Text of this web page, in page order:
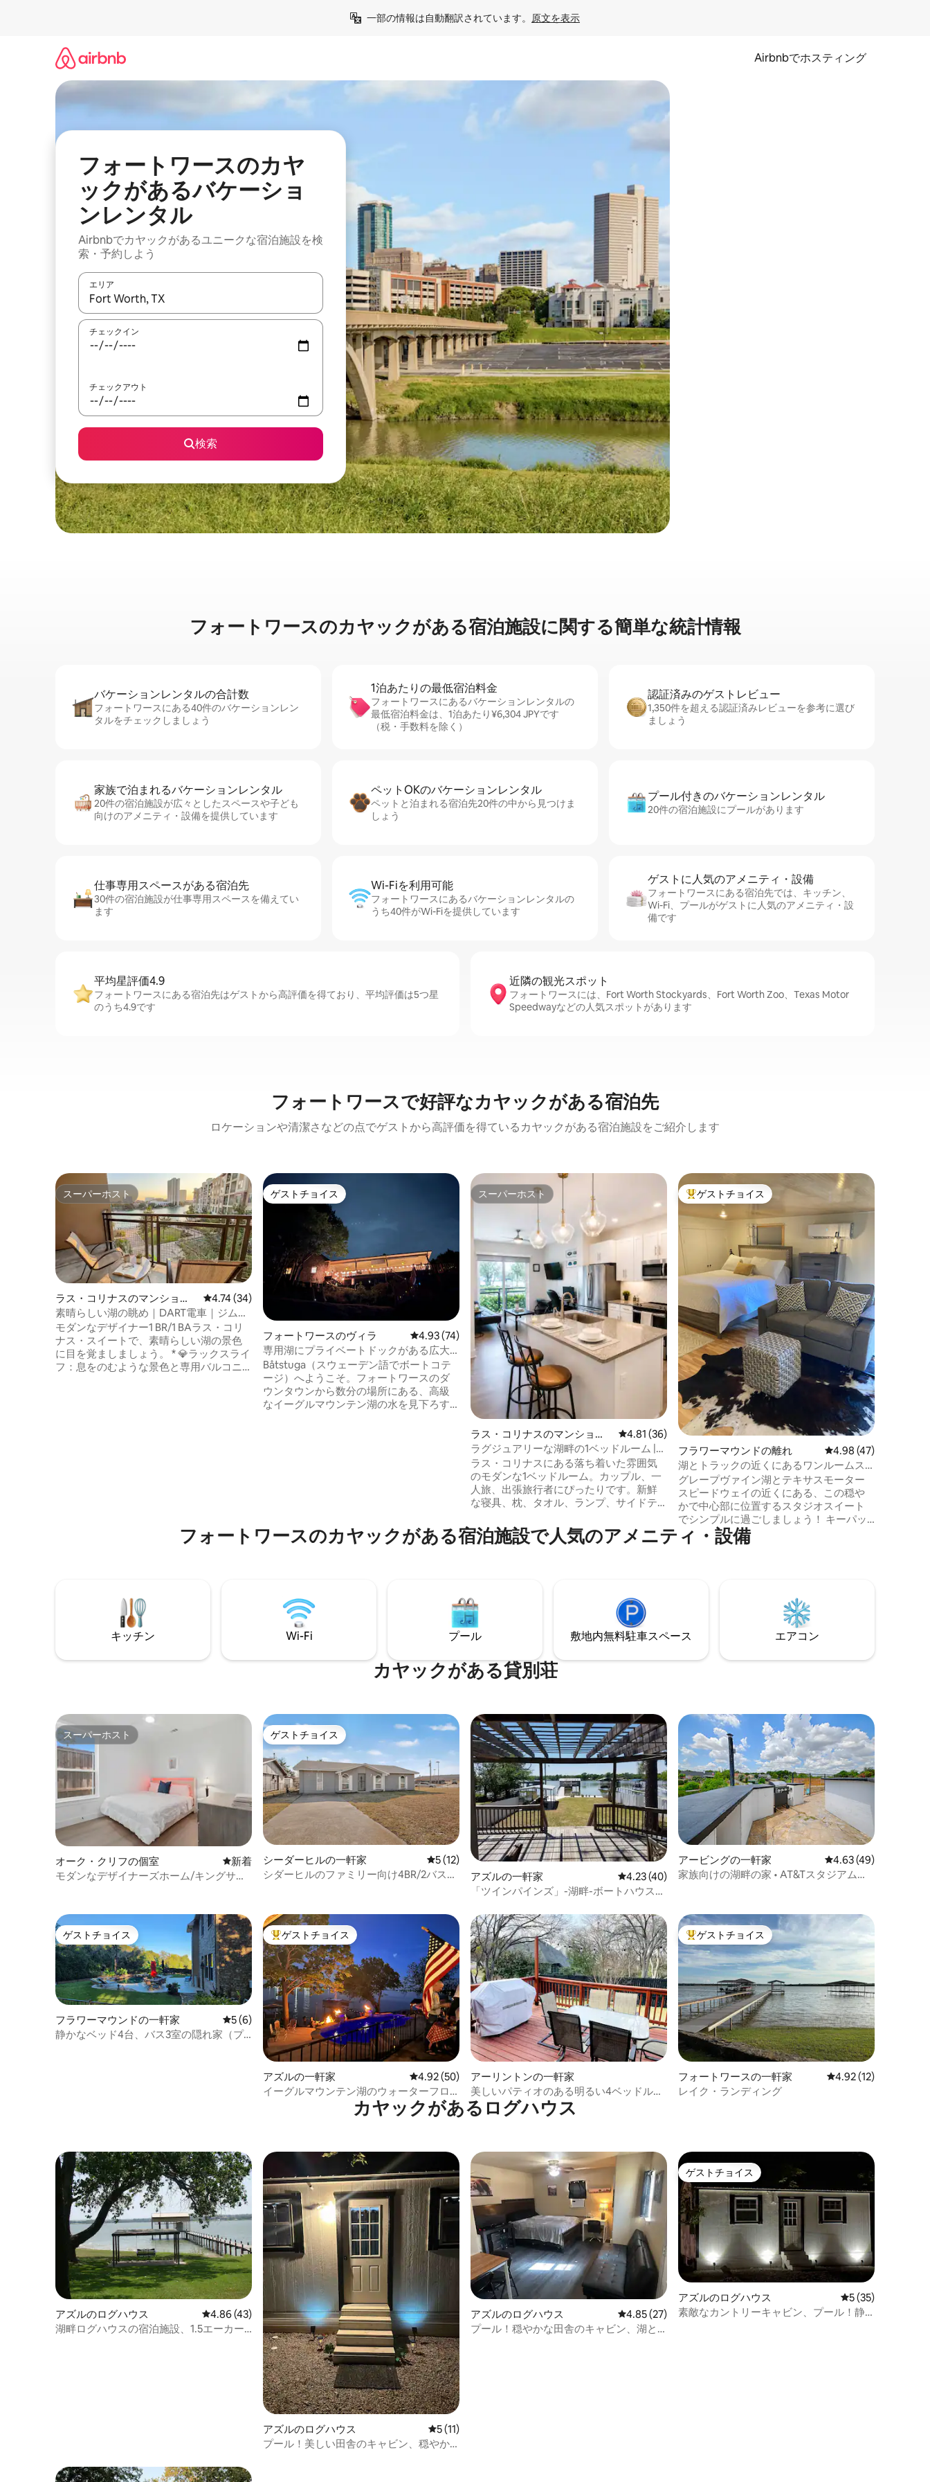
一部の情報は自動翻訳されています。 原文を表示
Airbnbでホスティング
フォートワースのカヤ
ックがあるバケーショ
ンレンタル
Airbnbでカヤックがあるユニークな宿泊施設を検
索・予約しよう
エリア
検索結果が表示されたら、上下の矢印キーを使って移動するか、画面をタッチまたはスワイプして検索結果を確認することができます。
チェックイン
チェックアウト
検索
フォートワースのカ⁠ヤ⁠ッ⁠ク⁠が⁠あ⁠る宿⁠泊⁠施⁠設⁠に関⁠す⁠る簡⁠単⁠な統⁠計⁠情⁠報
バケーションレ⁠ン⁠タ⁠ル⁠の合⁠計⁠数
フォートワースにある40件のバケーションレン
タルをチェックしましょう
1泊あたりの最⁠低⁠宿⁠泊⁠料⁠金
フォートワースにあるバケーションレンタルの
最低宿泊料金は、1泊あたり¥6,304 JPYです
（税・手数料を除く）
認証済みのゲ⁠ス⁠ト⁠レ⁠ビ⁠ュ⁠ー
1,350件を超える認証済みレビューを参考に選び
ましょう
家族で泊まれるバ⁠ケ⁠ー⁠シ⁠ョ⁠ンレ⁠ン⁠タ⁠ル
20件の宿泊施設が広々としたスペースや子ども
向けのアメニティ・設備を提供しています
ペットOKのバ⁠ケ⁠ー⁠シ⁠ョ⁠ンレ⁠ン⁠タ⁠ル
ペットと泊まれる宿泊先20件の中から見つけま
しょう
プール付きのバ⁠ケ⁠ー⁠シ⁠ョ⁠ンレ⁠ン⁠タ⁠ル
20件の宿泊施設にプールがあります
仕事専用ス⁠ペ⁠ー⁠スがあ⁠る宿⁠泊⁠先
30件の宿泊施設が仕事専用スペースを備えてい
ます
Wi-Fiを利⁠用⁠可⁠能
フォートワースにあるバケーションレンタルの
うち40件がWi-Fiを提供しています
ゲストに人⁠気⁠のア⁠メ⁠ニ⁠テ⁠ィ・設⁠備
フォートワースにある宿泊先では、キッチン、
Wi-Fi、プールがゲストに人気のアメニティ・設
備です
平均星評価4.9
フォートワースにある宿泊先はゲストから高評価を得ており、平均評価は5つ星
のうち4.9です
近隣の観光ス⁠ポ⁠ッ⁠ト
フォートワースには、Fort Worth Stockyards、Fort Worth Zoo、Texas Motor
Speedwayなどの人気スポットがあります
フォートワースで好評なカヤックがある宿泊先
ロケーションや清潔さなどの点でゲストから高評価を得ているカヤックがある宿泊施設をご紹介します
スーパーホスト
スーパーホスト
ラス・コリナスのマンショ
ン・アパート
レビュー34件、5つ星中4.74つ星の平均評価
4.74 (34)
素晴らしい湖の眺め｜DART電車｜ジム＆
プール
モダンなデザイナー1 BR/1 BAラス・コリ
ナス・スイートで、素晴らしい湖の景色
に目を覚ましましょう。 * 💎ラックスライ
フ：息をのむような景色と専用バルコニ
ゲストチョイス
ゲストチョイス
フォートワースのヴィラ レビュー74件、5つ星中4.93つ星の平均評価
4.93 (74)
専用湖にプライベートドックがある広大
な家
Båtstuga（スウェーデン語でボートコテ
ージ）へようこそ。フォートワースのダ
ウンタウンから数分の場所にある、高級
なイーグルマウンテン湖の水を見下ろす
Bluetoothスピーカーがあります。大きな
バルコニーからは、湖にあるプライベー
スーパーホスト
スーパーホスト
ラス・コリナスのマンショ
ン・アパート
レビュー36件、5つ星中4.81つ星の平均評価
4.81 (36)
ラグジュアリーな湖畔の1ベッドルーム |
光ファイバー • プール • ジム • 空港
ラス・コリナスにある落ち着いた雰囲気
のモダンな1ベッドルーム。カップル、一
人旅、出張旅行者にぴったりです。新鮮
な寝具、枕、タオル、ランプ、サイドテ
ムバスケット、エスプレッソポッド、
水、スマートロックを備え、最近改装さ
っています。 プール、ジム、ビリヤード
ラウンジ、ワークハブ、バーベキューグ
リル、景色の良い湖畔をお楽しみくださ
い。 トヨタ・ミュージック・ファクトリ
らしいゴルフコースまで徒歩圏内。
大好評のゲストチョイスです。
ゲストチョイス
フラワーマウンドの離れ レビュー47件、5つ
4.98 (47)
湖とトラックの近くにあるワンルームス
イート
グレープヴァイン湖とテキサスモーター
スピードウェイの近くにある、この穏や
かで中心部に位置するスタジオスイート
でシンプルに過ごしましょう！ キーパッ
ドで入る独立した入り口の裏にあるハウ
ススタジオには、簡易キッチン、専用バ
ードウェイ、またはロアノークやフラワ
ーマウンド周辺のその他の地元の観光ス
ポットやレストランを訪れましょう！ 湖
でカヤックに乗ったり、BBQ/座席を備え
た庭で静かな夜を楽しむことができま
す。 専用駐車スペース。洗濯機・乾燥機
フォートワースのカヤックがある宿泊施設で人気のアメニティ・設備
キッチン Wi-Fi プール 敷地内無料駐⁠車ス⁠ペ⁠ー⁠ス エアコン
カヤックがある貸別荘
スーパーホスト
スーパーホスト
オーク・クリフの個室 新しい宿泊先
新着
モダンなデザイナーズホーム/キングサイ
ゲストチョイス
ゲストチョイス
シーダーヒルの一軒家 レビュー12件、5つ星中5つ星の平均評価
5 (12)
シダーヒルのファミリー向け4BR/2バスル
アズルの一軒家 レビュー40件、5つ星中4.23つ星の平均評価
4.23 (40)
「ツインパインズ」-湖畔-ボートハウス、
アービングの一軒家 レビュー49件、5つ
4.63 (49)
家族向けの湖畔の家 • AT&Tスタジアムま
ゲストチョイス
ゲストチョイス
フラワーマウンドの一軒家 レビュー6件、5つ星中5つ星の平均評価
5 (6)
静かなベッド4台、バス3室の隠れ家（プ
大好評のゲストチョイスです。
ゲストチョイス
アズルの一軒家 レビュー50件、5つ星中4.92つ星の平均評価
4.92 (50)
イーグルマウンテン湖のウォーターフロ
ントエスケープ（プール付き）
アーリントンの一軒家
美しいパティオのある明るい4ベッドルー
ムのお家。
大好評のゲストチョイスです。
ゲストチョイス
フォートワースの一軒家 レビュー12件、5つ
4.92 (12)
レイク・ランディング
カヤックがあるログハウス
アズルのログハウス レビュー43件、5つ星中4.86つ星の平均評価
4.86 (43)
湖畔ログハウスの宿泊施設、1.5エーカー
アズルのログハウス レビュー11件、5つ星中5つ星の平均評価
5 (11)
プール！美しい田舎のキャビン、穏やか
アズルのログハウス レビュー27件、5つ星中4.85つ星の平均評価
4.85 (27)
プール！穏やかな田舎のキャビン、湖と
ゲストチョイス
ゲストチョイス
アズルのログハウス レビュー35件、5
5 (35)
素敵なカントリーキャビン、プール！静